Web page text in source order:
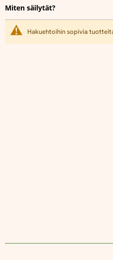
Miten säilytät?
Hakuehtoihin sopivia